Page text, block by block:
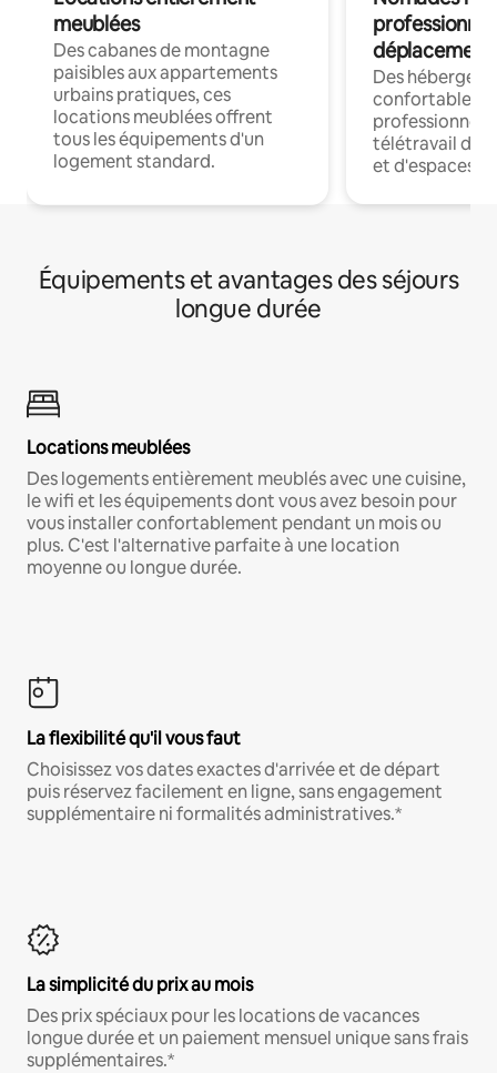
meublées
Des cabanes de montagne
paisibles aux appartements
urbains pratiques, ces
locations meublées offrent
tous les équipements d'un
logement standard.
déplacement
Des
confortables
professionnels
télétravail
et d'espaces
Équipements et avantages des séjours
longue durée
Locations meublées
Des logements entièrement meublés avec une cuisine,
le wifi et les équipements dont vous avez besoin pour
vous installer confortablement pendant un mois ou
plus. C'est l'alternative parfaite à une location
moyenne ou longue durée.
La flexibilité qu'il vous faut
Choisissez vos dates exactes d'arrivée et de départ
puis réservez facilement en ligne, sans engagement
supplémentaire ni formalités administratives.*
La simplicité du prix au mois
Des prix spéciaux pour les locations de vacances
longue durée et un paiement mensuel unique sans frais
supplémentaires.*